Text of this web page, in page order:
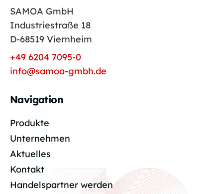
SAMOA GmbH
Industriestraße 18
D-68519 Viernheim
+49 6204 7095-0
info@samoa-gmbh.de
Navigation
Produkte
Unternehmen
Aktuelles
Kontakt
Handelspartner werden